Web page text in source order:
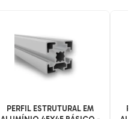
PERFIL ESTRUTURAL EM